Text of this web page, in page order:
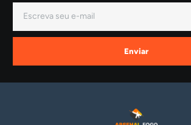
Enviar